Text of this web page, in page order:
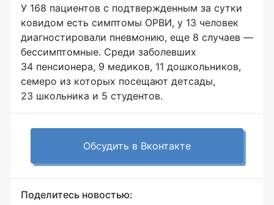
У 168 пациентов с подтвержденным за сутки
ковидом есть симптомы ОРВИ, у 13 человек
диагностировали пневмонию, еще 8 случаев —
бессимптомные. Среди заболевших
34 пенсионера, 9 медиков, 11 дошкольников,
семеро из которых посещают детсады,
23 школьника и 5 студентов.
Обсудить в Вконтакте
Поделитесь новостью: